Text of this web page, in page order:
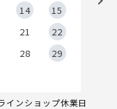
14
15
21
22
28
29
インショップ休業日